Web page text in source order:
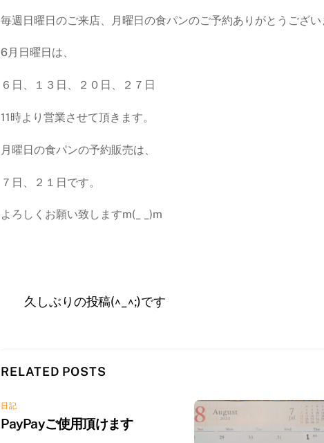
毎週日曜日のご来店、月曜日の食パンのご予約ありがとうござ
6月日曜日は、
６日、１３日、２０日、２７日
11時より営業させて頂きます。
月曜日の食パンの予約販売は、
７日、２１日です。
よろしくお願い致しますm(_ _)m
久しぶりの投稿(^_^;)です
RELATED POSTS
日記
PayPayご使用頂けます